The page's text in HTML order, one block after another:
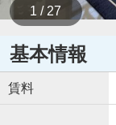
1 / 27
基本情報
賃料